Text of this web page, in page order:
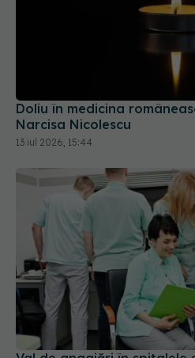
Doliu în medicina
Narcisa Nicolescu
13 iul 2026, 15:44